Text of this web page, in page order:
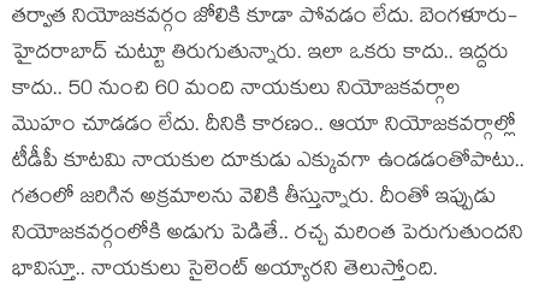
త‌ర్వాత నియోజ‌క‌వ‌ర్గం జోలికి కూడా పోవ‌డం లేదు. బెంగ‌ళూరు-
హైద‌రాబాద్ చుట్టూ తిరుగుతున్నారు. ఇలా ఒక‌రు కాదు.. ఇద్ద‌రు
కాదు.. 50 నుంచి 60 మంది నాయ‌కులు నియోజ‌క‌వ‌ర్గాల
మొహం చూడ‌డం లేదు. దీనికి కార‌ణం.. ఆయా నియోజ‌క‌వ‌ర్గాల్లో
టీడీపీ కూట‌మి నాయ‌కుల దూకుడు ఎక్కువ‌గా ఉండ‌డంతోపాటు..
గ‌తంలో జ‌రిగిన అక్ర‌మాల‌ను వెలికి తీస్తున్నారు. దీంతో ఇప్పుడు
నియోజ‌క‌వ‌ర్గంలోకి అడుగు పెడితే.. ర‌చ్చ మ‌రింత పెరుగుతుంద‌ని
భావిస్తూ.. నాయ‌కులు సైలెంట్ అయ్యార‌ని తెలుస్తోంది.